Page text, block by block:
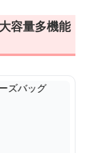
容量多機能